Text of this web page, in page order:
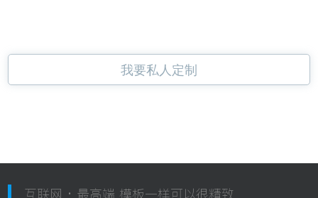
我要私人定制
互联网 · 最高端 模板一样可以很精致